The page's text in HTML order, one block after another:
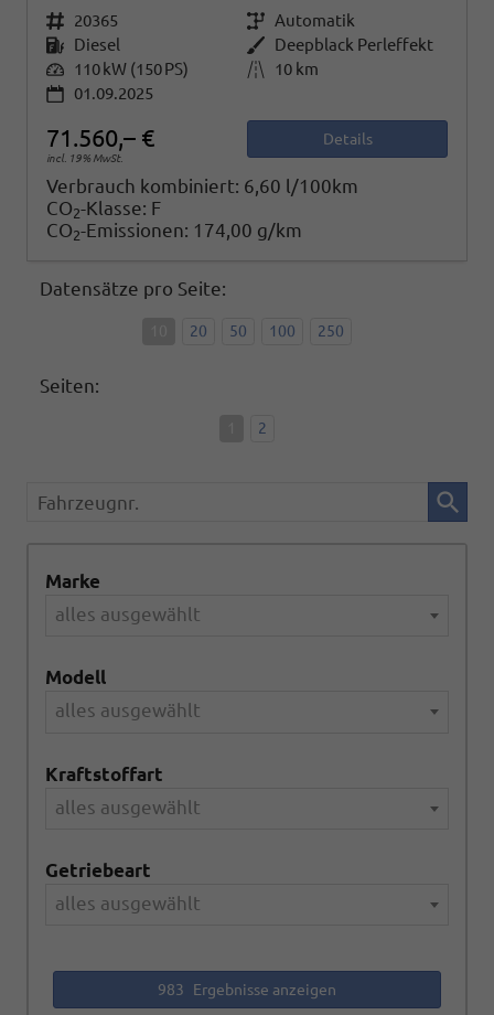
Fahrzeugnr. 20365 Getriebe Automatik
Kraftstoff Diesel Außenfarbe Deepblack Perleffekt
Leistung 110 kW (150 PS) Kilometerstand
10 km
01.09.2025
71.560,– €
incl. 19% MwSt.
Details
Verbrauch kombiniert: 6,60 l/100km
CO2-Klasse: F
CO2-Emissionen: 174,00 g/km
Datensätze pro Seite:
20 50 100 250
Seiten:
2
Fahrzeugnr.
Marke
alles ausgewählt
Modell
alles ausgewählt
Kraftstoffart
alles ausgewählt
Getriebeart
alles ausgewählt
983 Ergebnisse anzeigen